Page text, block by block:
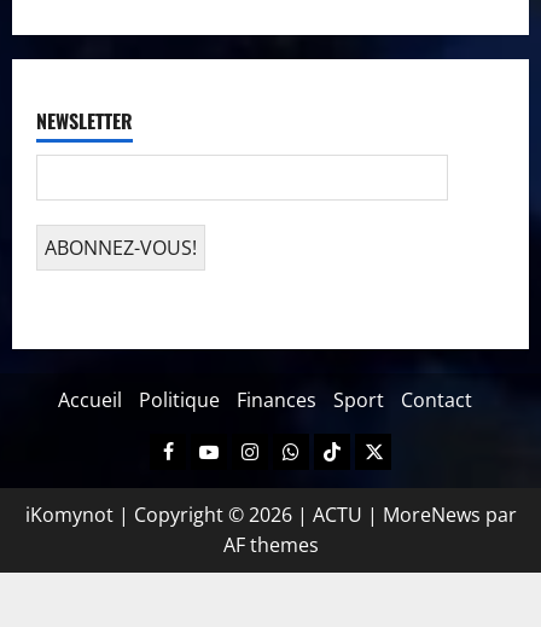
NEWSLETTER
Accueil Politique Finances Sport Contact
iKomynot | Copyright © 2026 | ACTU | MoreNews par
AF themes